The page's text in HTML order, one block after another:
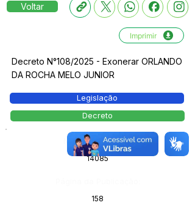
Voltar
Imprimir
Decreto N°108/2025 - Exonerar ORLANDO
DA ROCHA MELO JUNIOR
Legislação
Decreto
Número do Diário:
14085
158